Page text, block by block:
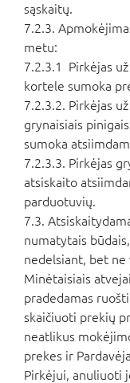
sąskaitų.
7.2.3.
metu:
7.2.3.1 Pirkėjas
kortele sumoka
7.2.3.2. Pirkėjas
grynaisiais
sumoka
7.2.3.3. Pirkėjas
atsiskaito
parduotuvių.
7.3.
numatytais
nedelsiant, bet ne
Minėtaisiais
pradedamas
skaičiuoti prekių
neatlikus
prekes ir
Pirkėjui, anuliuoti